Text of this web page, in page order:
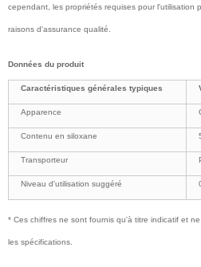
cependant, les propriétés requises pour l'utilisation
raisons d'assurance qualité.
Données du produit
Caractéristiques générales typiques
Apparence
Contenu en siloxane
Transporteur
Niveau d'utilisation suggéré
* Ces chiffres ne sont fournis qu'à titre indicatif et
les spécifications.